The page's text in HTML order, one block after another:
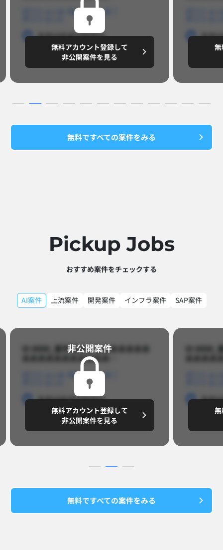
ポジションB
勤務地勤務地勤務地
～8,888,8888円/月
無料アカウント登録して
非公開案件を見る
勤務地
無料ですべての案件をみる
Pickup Jobs​
おすすめ案件をチェックする
AI案件 上流案件 開発案件 インフラ案件 SAP案件
ID 8888_案件名あああああああああ
あああああああああああ…​
ポジションB
勤務地勤務地勤務地
～8,888,8888円/月
非公開案件​
無料アカウント登録して
非公開案件を見る
ID
勤務地
無料ですべての案件をみる